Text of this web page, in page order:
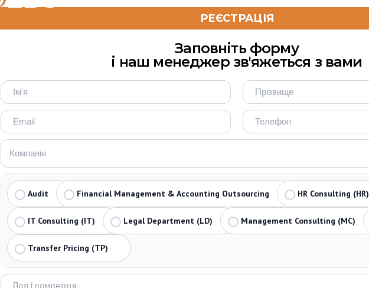
Заповніть форму
і наш менеджер зв'яжеться з вами
Audit Financial Management & Accounting Outsourcing HR Consulting (HR)
IT Consulting (IT) Legal Department (LD) Management Consulting (MC)
Transfer Pricing (TP)